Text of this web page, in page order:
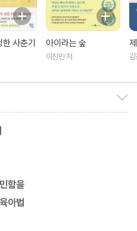
사춘기
아이라는 숲
이진민 저 김
함을
아법